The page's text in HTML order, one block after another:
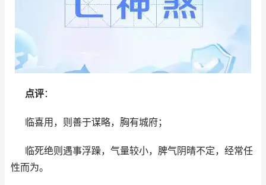
点评：
临喜用，则善于谋略，胸有城府；
临死绝则遇事浮躁，气量较小，脾气阴晴不定，经常任
性而为。